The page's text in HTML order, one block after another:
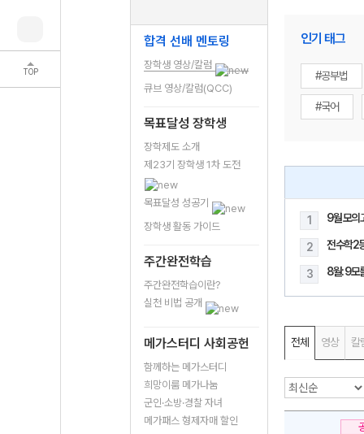
TOP
합격 선배 멘토링
장학생 영상/칼럼
큐브 영상/칼럼(QCC)
목표달성 장학생
장학제도 소개
제23기 장학생 1차 도전
목표달성 성공기
장학생 활동 가이드
주간완전학습
주간완전학습이란?
실천 비법 공개
메가스터디 사회공헌
함께하는 메가스터디
희망이룸 메가나눔
군인·소방·경찰 자녀
메가패스 형제자매 할인
인기 태그
#공부법
#국어
1 9월 모의
2 전수학2
3 8월: 9모
전체 영상 칼